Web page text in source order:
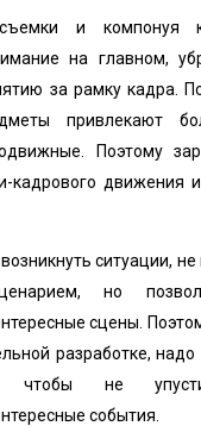
и компонуя
на главном,
за рамку кадра.
привлекают
Поэтому
кадрового движения
ситуации,
но
сцены.
разработке,
чтобы не
события.